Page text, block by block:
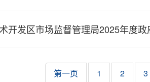
开发区市场监督管理局2025年度
第一页 1 2 3